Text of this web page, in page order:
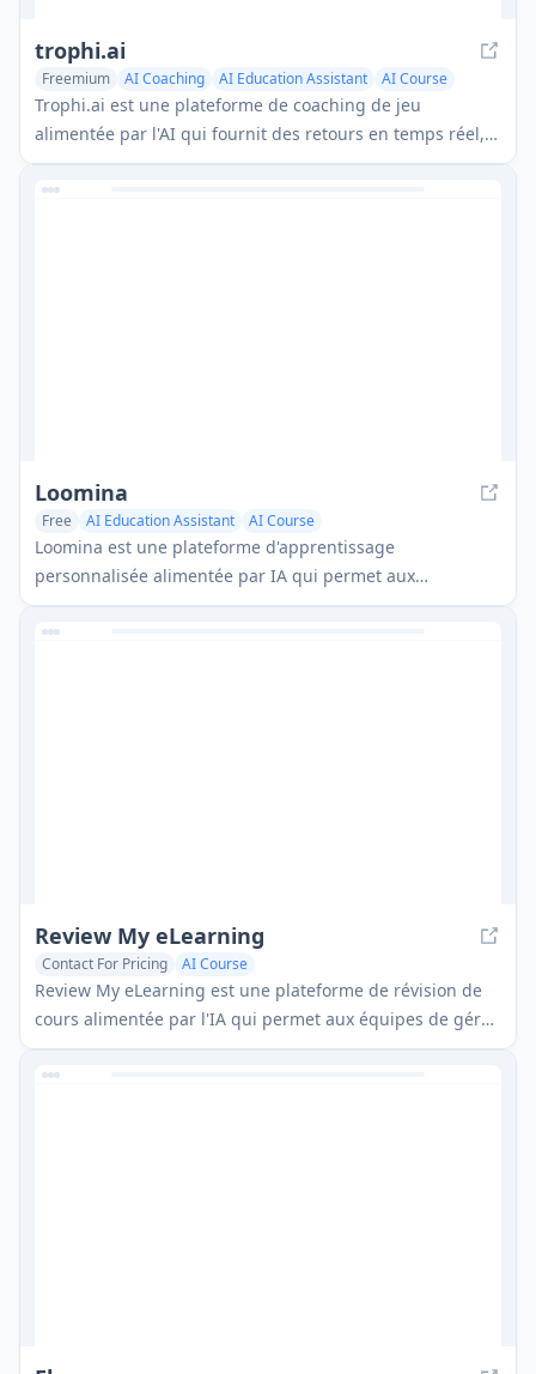
trophi.ai
Freemium AI Coaching AI Education Assistant AI Course
Trophi.ai est une plateforme de coaching de jeu
alimentée par l'AI qui fournit des retours en temps réel,
des conseils personnalisés et un entraînement interactif
pour aider les joueurs à améliorer leurs performances en
Loomina
Free AI Education Assistant AI Course
Loomina est une plateforme d'apprentissage
personnalisée alimentée par IA qui permet aux
utilisateurs de créer des mentors IA personnalisés, de
concevoir des leçons sur mesure et de maîtriser
Review My eLearning
Contact For Pricing AI Course
Review My eLearning est une plateforme de révision de
cours alimentée par l'IA qui permet aux équipes de gérer,
réviser et collaborer efficacement sur du contenu
eLearning via des interfaces sécurisées et intuitives.